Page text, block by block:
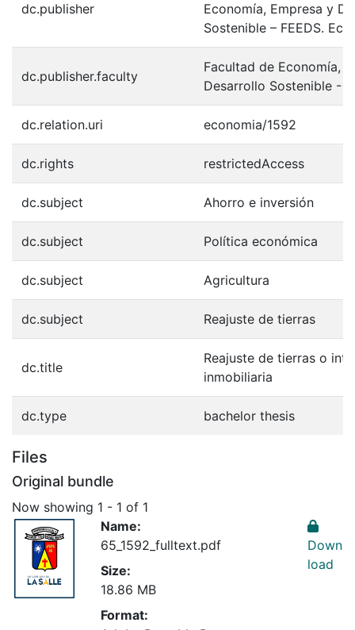
dc.publisher
Economía, Empresa y
Sostenible – FEEDS.
dc.publisher.faculty
Facultad de Economía,
Desarrollo Sostenible -
dc.relation.uri economia/1592
dc.rights restrictedAccess
dc.subject Ahorro e inversión
dc.subject Política económica
dc.subject Agricultura
dc.subject Reajuste de tierras
dc.title
Reajuste de tierras o
inmobiliaria
dc.type bachelor thesis
Files
Original bundle
Now showing 1 - 1 of 1
Name:
65_1592_fulltext.pdf
Size:
18.86 MB
Format:
Down
load